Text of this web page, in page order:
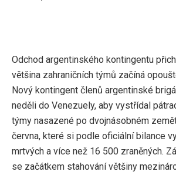
Odchod argentinského kontingentu
většina zahraničních týmů začíná
Nový kontingent členů argentinské
neděli do Venezuely, aby vystřídal
týmy nasazené po dvojnásobném
června, které si podle oficiální bilance
mrtvých a více než 16 500 zraněných.
se začátkem stahování většiny